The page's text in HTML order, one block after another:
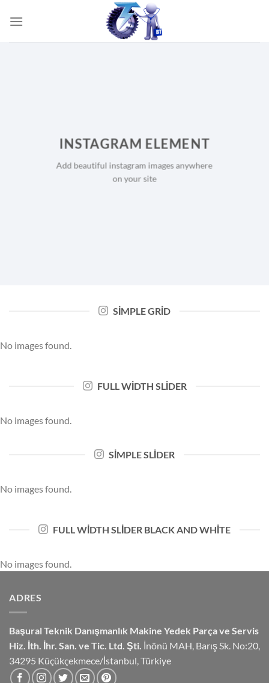
atla
INSTAGRAM ELEMENT
Add beautiful instagram images anywhere
on your site
SIMPLE GRID
No images found.
FULL WIDTH SLIDER
No images found.
SIMPLE SLIDER
No images found.
FULL WIDTH SLIDER BLACK AND WHITE
No images found.
ADRES
Başural Teknik Danışmanlık Makine Yedek Parça ve Servis
Hiz. İth. İhr. San. ve Tic. Ltd. Şti. İnönü MAH, Barış Sk. No:20,
34295 Küçükçekmece/İstanbul, Türkiye